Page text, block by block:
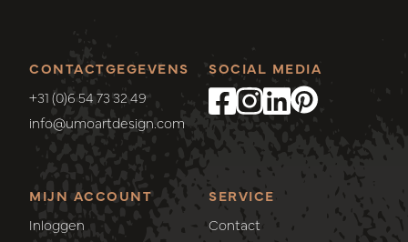
CONTACTGEGEVENS
+31 (0)6 54 73 32 49
info@umoartdesign.com
MIJN ACCOUNT
Inloggen
SERVICE
Contact
SOCIAL MEDIA